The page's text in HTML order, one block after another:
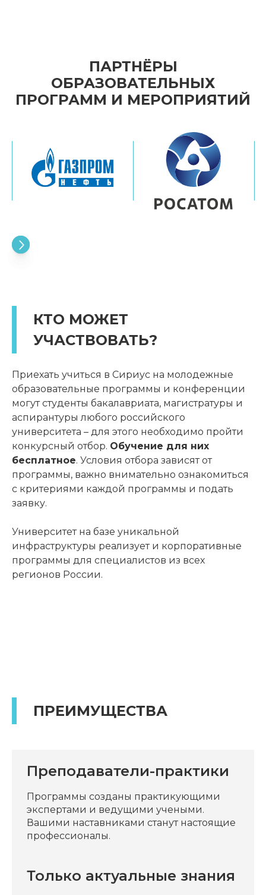
ПАРТНЁРЫ
ОБРАЗОВАТЕЛЬНЫХ
ПРОГРАММ И МЕРОПРИЯТИЙ
КТО МОЖЕТ
УЧАСТВОВАТЬ?
Приехать учиться в Сириус на молодежные
образовательные программы и конференции
могут студенты бакалавриата, магистратуры и
аспирантуры любого российского
университета – для этого необходимо пройти
конкурсный отбор. Обучение для них
бесплатное. Условия отбора зависят от
программы, важно внимательно ознакомиться
с критериями каждой программы и подать
заявку.
Университет на базе уникальной
инфраструктуры реализует и корпоративные
программы для специалистов из всех
регионов России.
ПРЕИМУЩЕСТВА
Преподаватели-практики
Программы созданы практикующими
экспертами и ведущими учеными.
Вашими наставниками станут настоящие
профессионалы.
Только актуальные знания